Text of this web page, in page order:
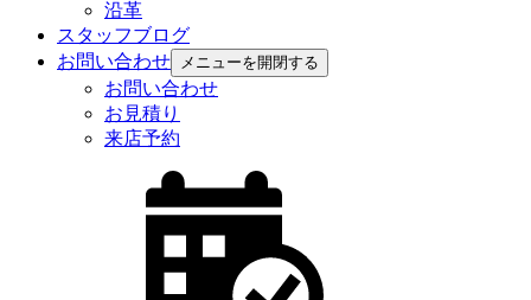
沿革
スタッフブログ
お問い合わせ
メニューを開閉する
お問い合わせ
お見積り
来店予約